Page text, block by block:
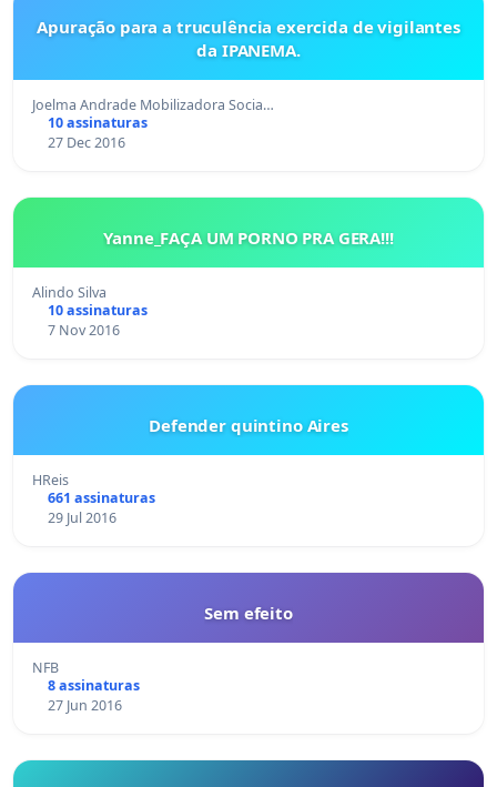
Apuração para a truculência exercida de vigilantes
da IPANEMA.
Joelma Andrade Mobilizadora Socia…
10 assinaturas
27 Dec 2016
Yanne_FAÇA UM PORNO PRA GERA!!!
Alindo Silva
10 assinaturas
7 Nov 2016
Defender quintino Aires
HReis
661 assinaturas
29 Jul 2016
Sem efeito
NFB
8 assinaturas
27 Jun 2016